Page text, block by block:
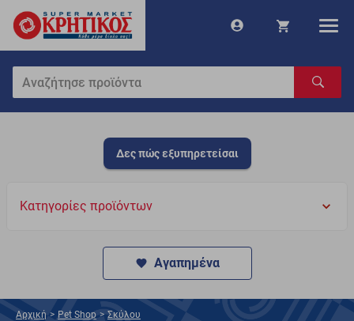
Δες πώς εξυπηρετείσαι
Κατηγορίες προϊόντων
Αγαπημένα
Αρχική > Pet Shop > Σκύλου